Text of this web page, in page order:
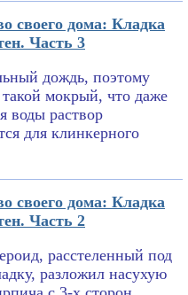
своего дома: Кладка
Часть 3
дождь, поэтому
мокрый, что даже
воды раствор
для клинкерного
своего дома: Кладка
Часть 2
расстеленный под
разложил насухую